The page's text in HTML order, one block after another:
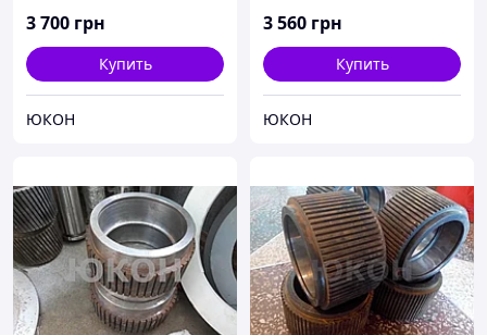
3 700 грн
Купить
ЮКОН
3 560 грн
Купить
ЮКОН